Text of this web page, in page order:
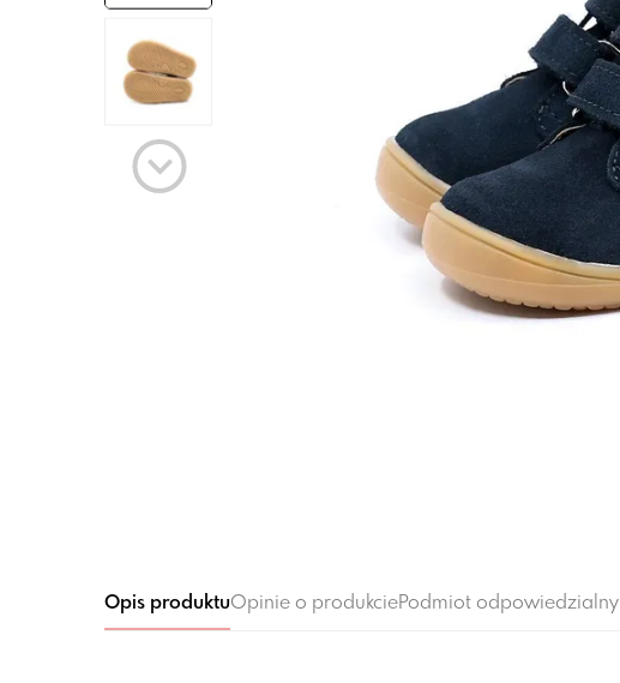
Opis produktuOpinie o produkciePodmiot odpowiedzialny